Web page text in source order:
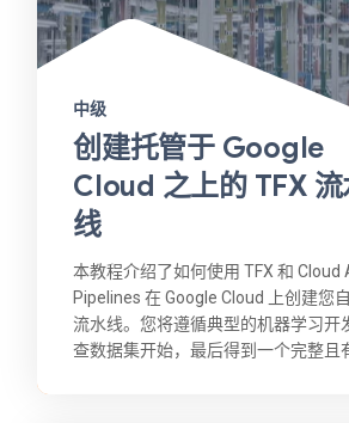
中级
创建托管于 Google
Cloud 之上的 TFX 流
线
本教程介绍了如何使用 TFX 和 Cloud
Pipelines 在 Google Cloud 上创建您
流水线。您将遵循典型的机器学习开
查数据集开始，最后得到一个完整且